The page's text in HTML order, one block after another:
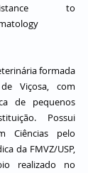
to
formada
Viçosa, com
de pequenos
Possui
Ciências pelo
da FMVZ/USP,
realizado no